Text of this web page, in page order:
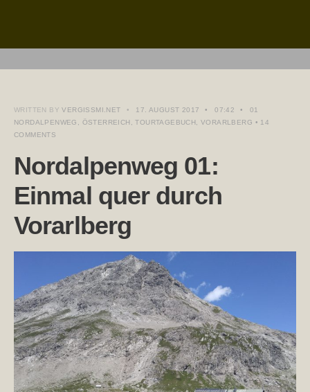
WRITTEN BYVERGISSMI.NET • 17. AUGUST 2017 • 07:42 •
01
NORDALPENWEG
ÖSTERREICH ,TOURTAGEBUCH ,VORARLBERG • 14
COMMENTS
Nordalpenweg 01:
Einmal quer durch
Vorarlberg